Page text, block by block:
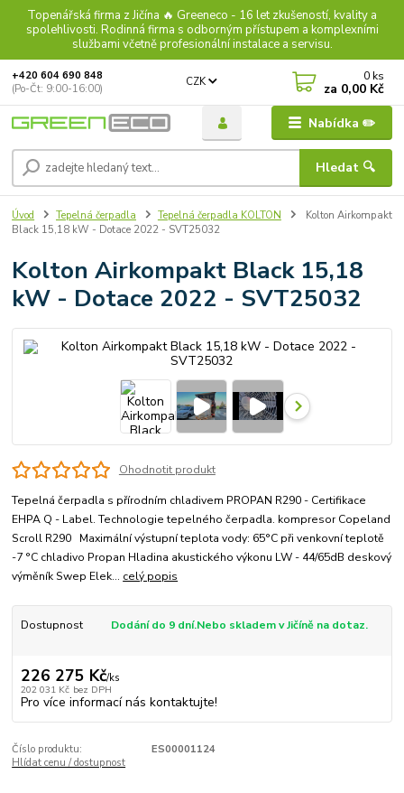
Topenářská firma z Jičína 🔥 Greeneco - 16 let zkušeností, kvality a
spolehlivosti. Rodinná firma s odborným přístupem a komplexními
službami včetně profesionální instalace a servisu.
Nabídka ✏️
CZK
Hledat 🔍
+420 604 690 848
(Po-Čt: 9:00-16:00)
0 ks
za 0,00 Kč
Úvod Tepelná čerpadla Tepelná čerpadla KOLTON
Kolton Airkompakt
Black 15,18 kW - Dotace 2022 - SVT25032
Kolton Airkompakt Black 15,18
kW - Dotace 2022 - SVT25032
Ohodnotit produkt
Tepelná čerpadla s přírodním chladivem PROPAN R290 - Certifikace
EHPA Q - Label. Technologie tepelného čerpadla. kompresor Copeland
Scroll R290 Maximální výstupní teplota vody: 65°C při venkovní teplotě
-7 °C chladivo Propan Hladina akustického výkonu LW - 44/65dB deskový
výměník Swep Elek... celý popis
Dostupnost Dodání do 9 dní.Nebo skladem v Jičíně na dotaz.
226 275 Kč/ks
202 031 Kč bez DPH
Pro více informací nás kontaktujte!
Číslo produktu:
ES00001124
Hlídat cenu / dostupnost